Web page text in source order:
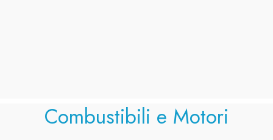
Combustibili e Motori